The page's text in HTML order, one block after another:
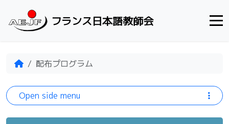
フランス日本語教師会
Home配布プログラム
Open side menu